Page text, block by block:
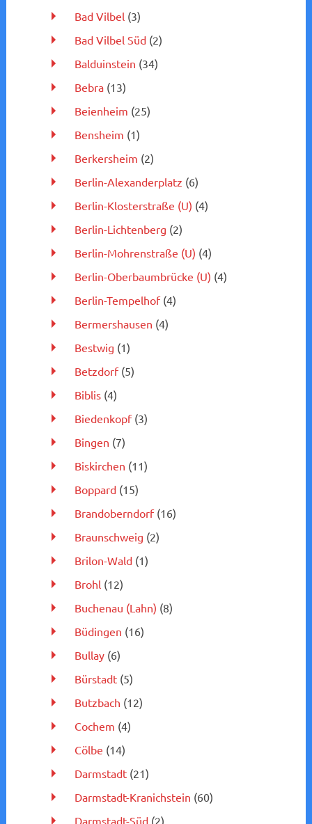
Bad Vilbel (3)
Bad Vilbel Süd(2)
Balduinstein (34)
Bebra(13)
Beienheim (25)
Bensheim (1)
Berkersheim (2)
Berlin-Alexanderplatz (6)
Berlin-Klosterstraße (U) (4)
Berlin-Lichtenberg (2)
Berlin-Mohrenstraße (U) (4)
Berlin-Oberbaumbrücke (U) (4)
Berlin-Tempelhof(4)
Bermershausen (4)
Bestwig (1)
Betzdorf(5)
Biblis(4)
Biedenkopf(3)
Bingen (7)
Biskirchen (11)
Boppard(15)
Brandoberndorf(16)
Braunschweig (2)
Brilon-Wald(1)
Brohl (12)
Buchenau (Lahn) (8)
Büdingen (16)
Bullay(6)
Bürstadt(5)
Butzbach (12)
Cochem (4)
Cölbe (14)
Darmstadt(21)
Darmstadt-Kranichstein (60)
Darmstadt-Süd(2)